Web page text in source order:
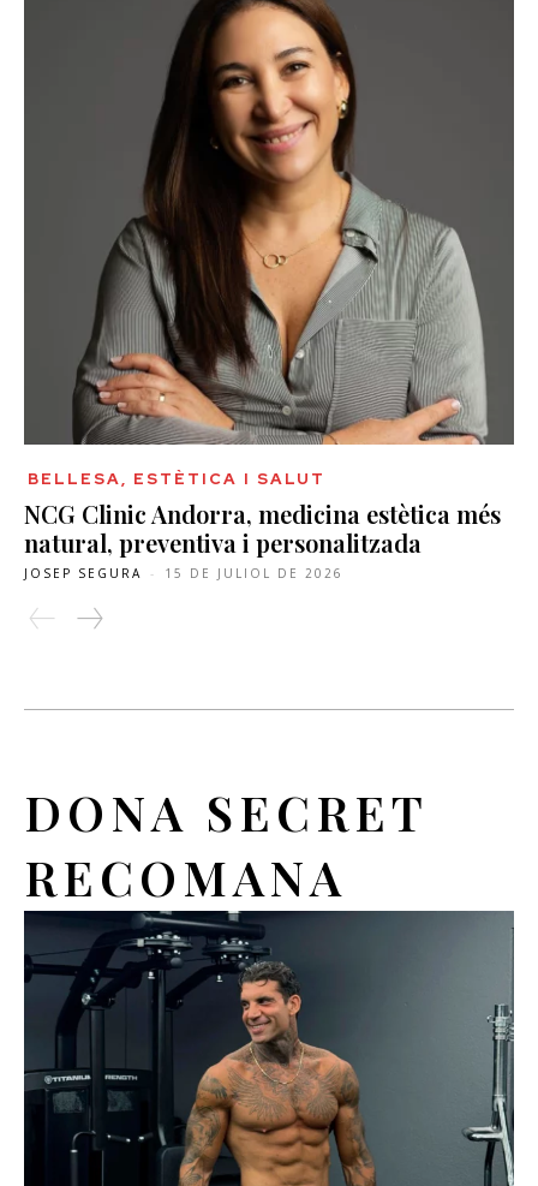
BELLESA, ESTÈTICA I SALUT
NCG Clinic Andorra, medicina estètica més
natural, preventiva i personalitzada
JOSEP SEGURA - 15 DE JULIOL DE 2026
DONA SECRET
RECOMANA